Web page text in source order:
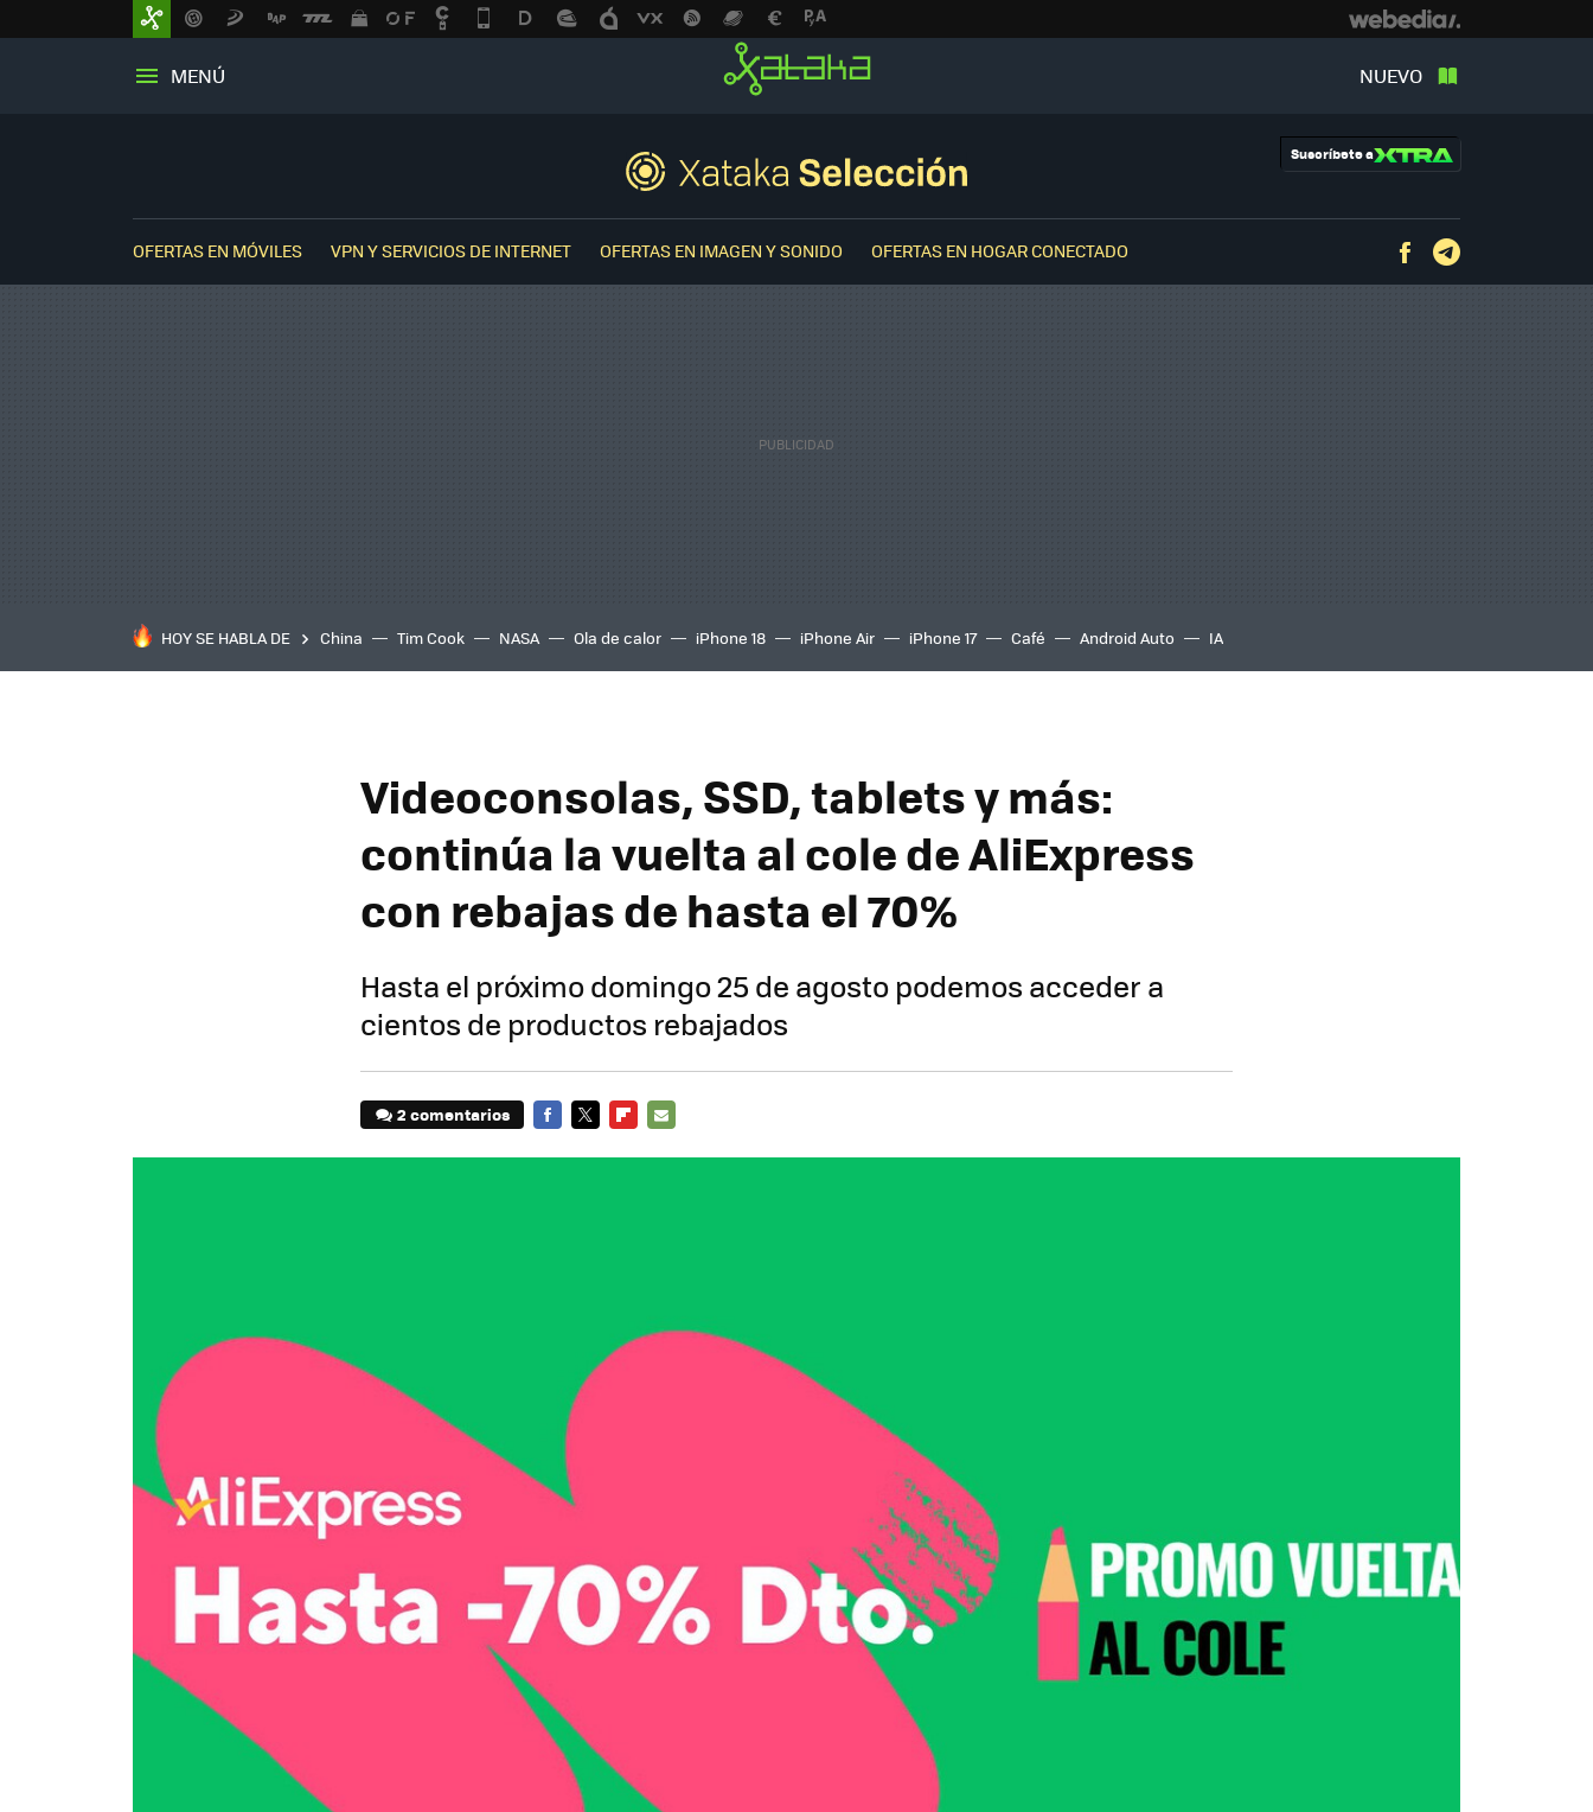
MENÚ NUEVO
Suscríbete a
OFERTAS EN MÓVILES VPN Y SERVICIOS DE INTERNET OFERTAS EN IMAGEN Y SONIDO OFERTAS EN HOGAR CONECTADO Facebook
HOY SE HABLA DE China Tim Cook NASA Ola de calor iPhone 18 iPhone Air iPhone 17 Café Android Auto IA
Videoconsolas, SSD, tablets y más:
continúa la vuelta al cole de AliExpress
con rebajas de hasta el 70%
Hasta el próximo domingo 25 de agosto podemos acceder a
cientos de productos rebajados
2 comentarios